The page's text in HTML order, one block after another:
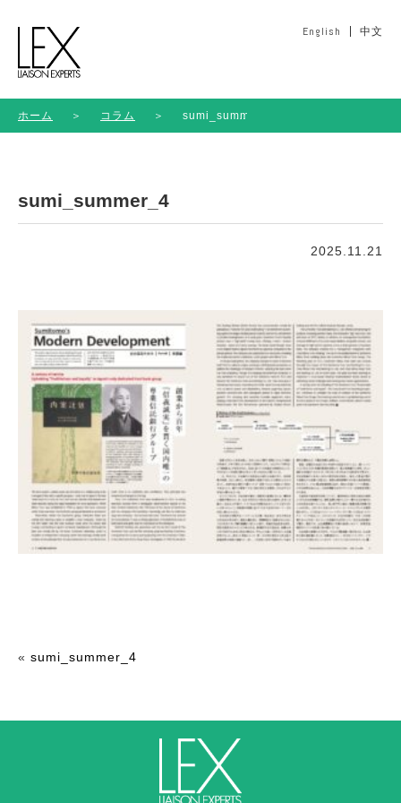
English 中文
ホーム ＞ コラム ＞ sumi_summer_4
sumi_summer_4
2025.11.21
« sumi_summer_4